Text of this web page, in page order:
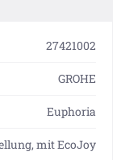
27421002
GROHE
Euphoria
mit EcoJoy